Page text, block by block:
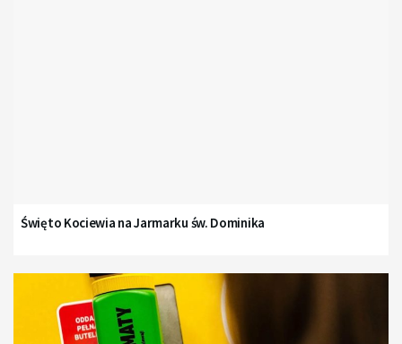
Święto Kociewia na Jarmarku św. Dominika